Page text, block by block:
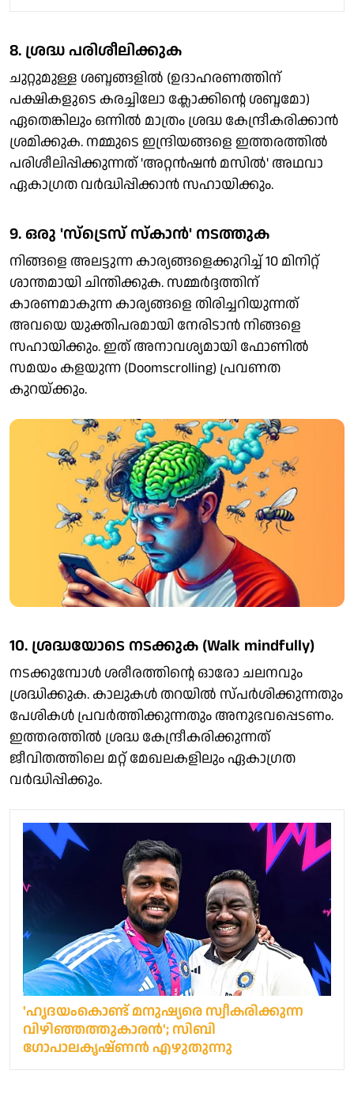
8. ശ്രദ്ധ പരിശീലിക്കുക
ചുറ്റുമുള്ള ശബ്ദങ്ങളിൽ (ഉദാഹരണത്തിന്
പക്ഷികളുടെ കരച്ചിലോ ക്ലോക്കിന്റെ ശബ്ദമോ)
ഏതെങ്കിലും ഒന്നിൽ മാത്രം ശ്രദ്ധ കേന്ദ്രീകരിക്കാൻ
ശ്രമിക്കുക. നമ്മുടെ ഇന്ദ്രിയങ്ങളെ ഇത്തരത്തിൽ
പരിശീലിപ്പിക്കുന്നത് 'അറ്റൻഷൻ മസിൽ' അഥവാ
ഏകാഗ്രത വർദ്ധിപ്പിക്കാൻ സഹായിക്കും.
9. ഒരു 'സ്ട്രെസ് സ്കാൻ' നടത്തുക
നിങ്ങളെ അലട്ടുന്ന കാര്യങ്ങളെക്കുറിച്ച് 10 മിനിറ്റ്
ശാന്തമായി ചിന്തിക്കുക. സമ്മർദ്ദത്തിന്
കാരണമാകുന്ന കാര്യങ്ങളെ തിരിച്ചറിയുന്നത്
അവയെ യുക്തിപരമായി നേരിടാൻ നിങ്ങളെ
സഹായിക്കും. ഇത് അനാവശ്യമായി ഫോണിൽ
സമയം കളയുന്ന (Doomscrolling) പ്രവണത
കുറയ്ക്കും.
10. ശ്രദ്ധയോടെ നടക്കുക (Walk mindfully)
നടക്കുമ്പോൾ ശരീരത്തിന്റെ ഓരോ ചലനവും
ശ്രദ്ധിക്കുക. കാലുകൾ തറയിൽ സ്പർശിക്കുന്നതും
പേശികൾ പ്രവർത്തിക്കുന്നതും അനുഭവപ്പെടണം.
ഇത്തരത്തിൽ ശ്രദ്ധ കേന്ദ്രീകരിക്കുന്നത്
ജീവിതത്തിലെ മറ്റ് മേഖലകളിലും ഏകാഗ്രത
വർദ്ധിപ്പിക്കും.
'ഹൃദയംകൊണ്ട് മനുഷ്യരെ സ്വീകരിക്കുന്ന
വിഴിഞ്ഞത്തുകാരന്‍'; സിബി
ഗോപാലകൃഷ്ണന്‍ എഴുതുന്നു